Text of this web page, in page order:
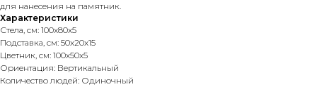
для нанесения на памятник.
Характеристики
Стела, см: 100х80х5
Подставка, см: 50х20х15
Цветник, см: 100х50х5
Ориентация: Вертикальный
Количество людей: Одиночный